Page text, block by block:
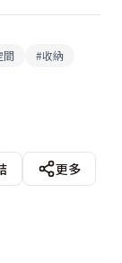
間 #收納
更多